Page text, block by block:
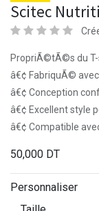
Scitec
PropriÃ©tÃ©s du T-
â€¢ FabriquÃ©
â€¢ Conception
â€¢ Excellent style
â€¢ Compatible
50,000 DT
Personnaliser